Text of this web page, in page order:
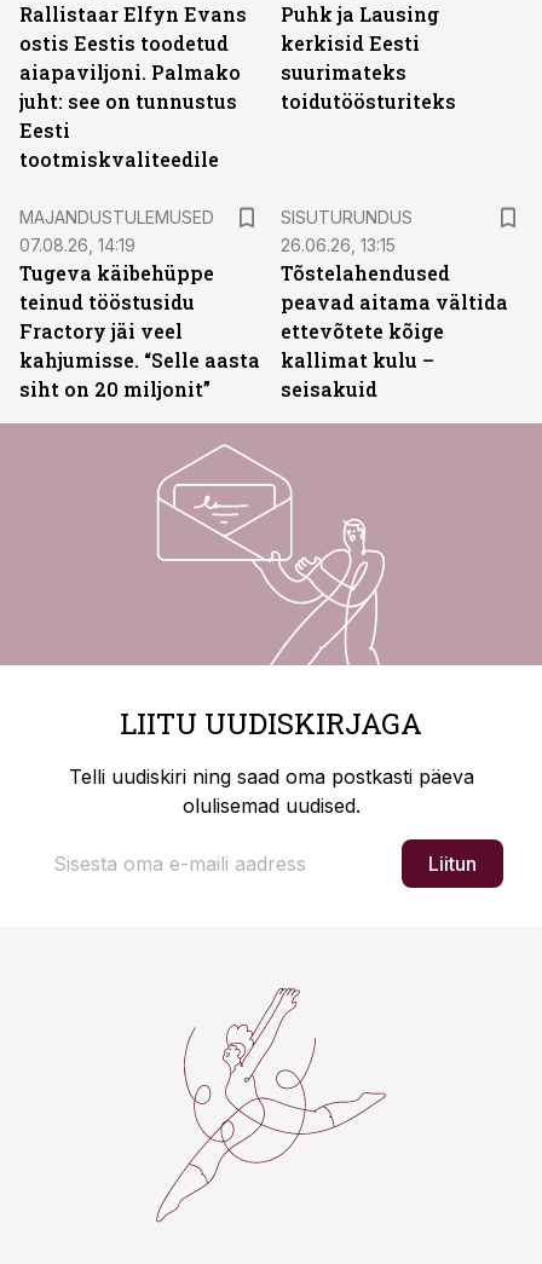
Rallistaar Elfyn Evans
ostis Eestis toodetud
aiapaviljoni. Palmako
juht: see on tunnustus
Eesti
tootmiskvaliteedile
Puhk ja Lausing
kerkisid Eesti
suurimateks
toidutöösturiteks
MAJANDUSTULEMUSED
07.08.26, 14:19
Tugeva käibehüppe
teinud tööstusidu
Fractory jäi veel
kahjumisse. “Selle aasta
siht on 20 miljonit”
SISUTURUNDUS
26.06.26, 13:15
Tõstelahendused
peavad aitama vältida
ettevõtete kõige
kallimat kulu –
seisakuid
LIITU UUDISKIRJAGA
Telli uudiskiri ning saad oma postkasti päeva
olulisemad uudised.
Liitun